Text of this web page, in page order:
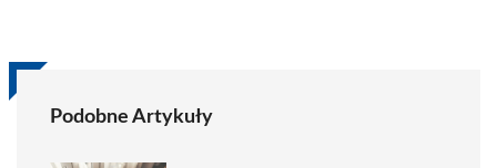
Podobne Artykuły